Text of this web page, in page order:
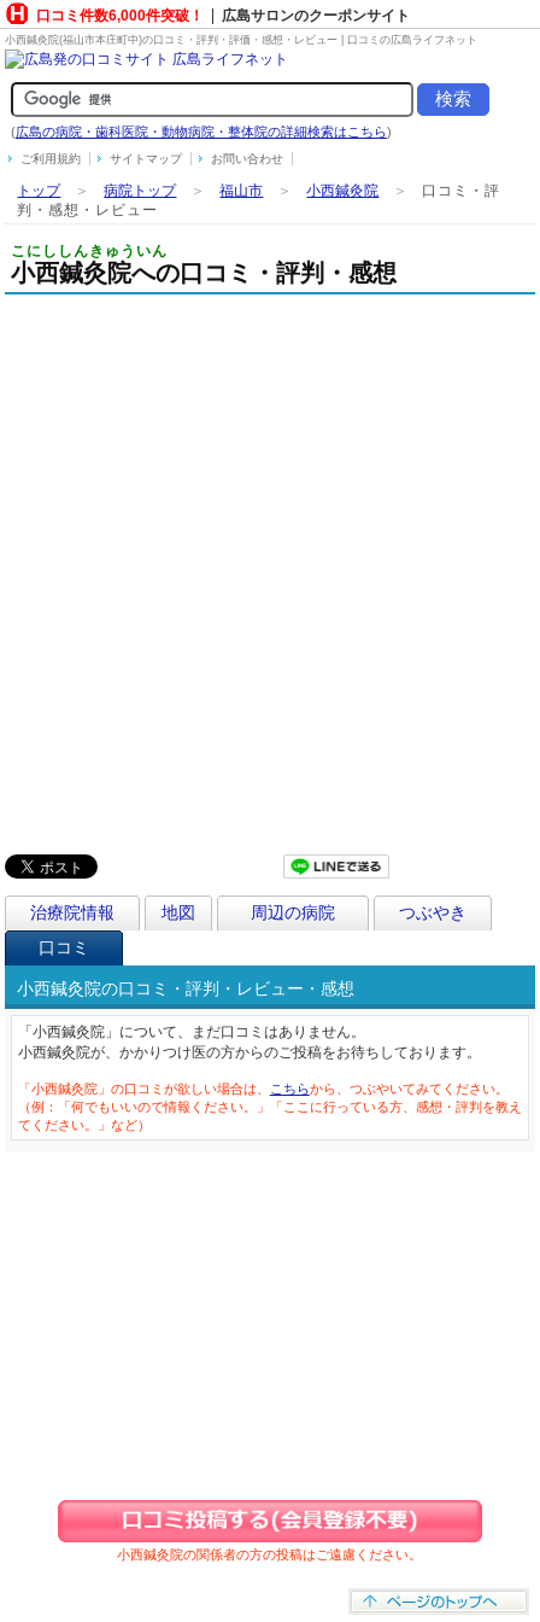
口コミ件数6,000件突破！ 広島サロンのクーポンサイト
小西鍼灸院(福山市本庄町中)の口コミ・評判・評価・感想・レビュー | 口コミの広島ライフネット
(広島の病院・歯科医院・動物病院・整体院の詳細検索はこちら)
ご利用規約 サイトマップ お問い合わせ
トップ＞病院トップ＞福山市 ＞小西鍼灸院 ＞ 口コミ・評
判・感想・レビュー
こにししんきゅういん
小西鍼灸院への口コミ・評判・感想
治療院情報 地図 周辺の病院
つぶやき
口コミ
小西鍼灸院の口コミ・評判・レビュー・感想
「小西鍼灸院」について、まだ口コミはありません。
小西鍼灸院が、かかりつけ医の方からのご投稿をお待ちしております。
「小西鍼灸院」の口コミが欲しい場合は、 こちらから、つぶやいてみてください。
（例：「何でもいいので情報ください。」「ここに行っている方、感想・評判を教え
てください。」など）
小西鍼灸院の関係者の方の投稿はご遠慮ください。